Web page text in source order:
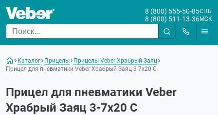
8 (800) 555-50-85СПБ
8 (800) 511-13-36МСК
Каталог Прицелы
Прицелы Veber Храбрый Заяц
Прицел для пневматики Veber Храбрый Заяц 3-7x20 C
Прицел для пневматики Veber
Храбрый Заяц 3-7x20 C